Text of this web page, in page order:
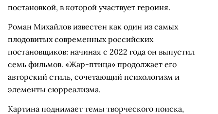
постановкой, в которой участвует героиня.
Роман Михайлов известен как один из самых
плодовитых современных российских
постановщиков: начиная с 2022 года он выпустил
семь фильмов. «Жар-птица» продолжает его
авторский стиль, сочетающий психологизм и
элементы сюрреализма.
Картина поднимает темы творческого поиска,